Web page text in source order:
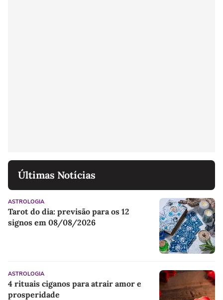
Últimas Notícias
ASTROLOGIA
Tarot do dia: previsão para os 12
signos em 08/08/2026
ASTROLOGIA
4 rituais ciganos para atrair amor e
prosperidade